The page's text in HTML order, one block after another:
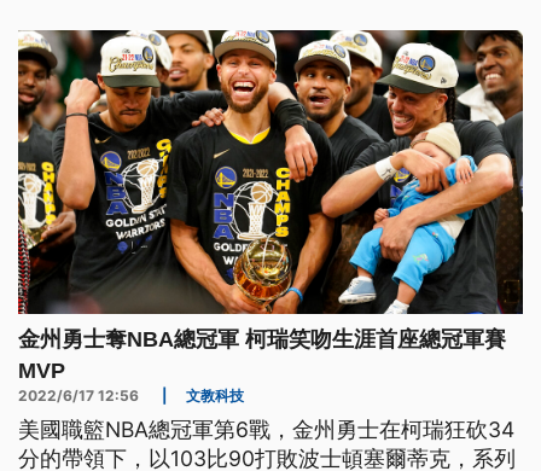
金州勇士奪NBA總冠軍 柯瑞笑吻生涯首座總冠軍賽
MVP
2022/6/17 12:56 文教科技
美國職籃NBA總冠軍第6戰，金州勇士在柯瑞狂砍34
分的帶領下，以103比90打敗波士頓塞爾蒂克，系列